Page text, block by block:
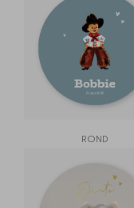
ROND